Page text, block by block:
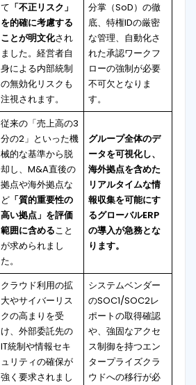
て 「不正リスク」
を的確に考慮する
ことが明文化され
ました。経営者自
身による内部統制
の無効化リスクも
注視されます。
分掌（SoD）の徹
底、特権IDの厳密
な管理、自動化さ
れた承認ワークフ
ローの強制が必要
不可欠となりま
す。
従来の「売上高の3
分の2」といった機
械的な基準から脱
却し、M&A直後の
拠点や海外拠点な
ど 「質的重要性の
高い拠点」を評価
範囲に含めること
が求められまし
た。
グループ全体のデ
ータを可視化し、
海外拠点を含めた
リアルタイムな情
報収集を可能にす
るグローバルERP
の導入が急務とな
ります。
クラウド利用の拡
大やサイバーリス
クの高まりを受
け、外部委託先の
IT統制や情報セキ
ュリティの確保が
強く要求されまし
システムベンダー
のSOC1/SOC2レ
ポートの取得確認
や、強固なアクセ
ス制御を持つエン
タープライズクラ
ウドへの移行が必